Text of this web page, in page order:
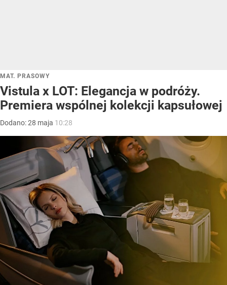
MAT. PRASOWY
Vistula x LOT: Elegancja w podróży.
Premiera wspólnej kolekcji kapsułowej
Dodano:28 maja 10:28